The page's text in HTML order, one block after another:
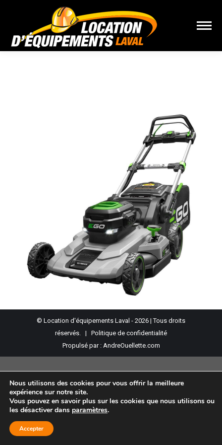
© Location d'équipements Laval - 2026 | Tous droits
réservés. | Politique de confidentialité
Propulsé par : AndreOuellette.com
Nous utilisons des cookies pour vous offrir la meilleure
expérience sur notre site.
Vous pouvez en savoir plus sur les cookies que nous utilisons ou
les désactiver dans paramètres.
Accepter